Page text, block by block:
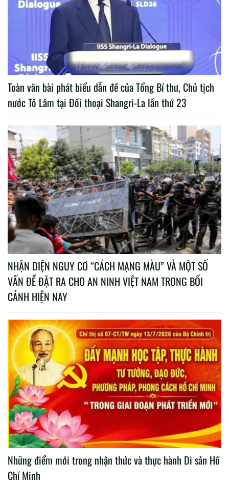
Toàn văn bài phát biểu dẫn đề của Tổng Bí thư, Chủ tịch
nước Tô Lâm tại Đối thoại Shangri-La lần thứ 23
NHẬN DIỆN NGUY CƠ “CÁCH MẠNG MÀU” VÀ MỘT SỐ
VẤN ĐỀ ĐẶT RA CHO AN NINH VIỆT NAM TRONG BỐI
CẢNH HIỆN NAY
Những điểm mới trong nhận thức và thực hành Di sản Hồ
Chí Minh